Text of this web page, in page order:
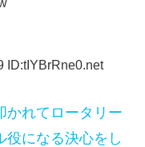
ID:tIYBrRne0.net
かれてロータリー
役になる決心をし